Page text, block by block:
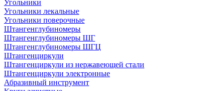
Угольники
Угольники лекальные
Угольники поверочные
Штангенглубиномеры
Штангенглубиномеры ШГ
Штангенглубиномеры ШГЦ
Штангенциркули
Штангенциркули из нержавеющей стали
Штангенциркули электронные
Абразивный инструмент